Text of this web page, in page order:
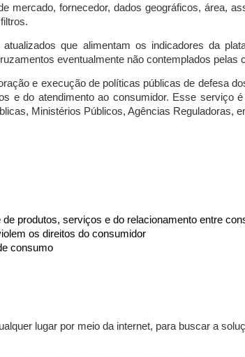
mercado, fornecedor, dados geográficos, área,
que alimentam os indicadores da
eventualmente não contemplados pelas
e execução de políticas públicas de defesa
e do atendimento ao consumidor. Esse serviço
Ministérios Públicos, Agências Reguladoras,
produtos, serviços e do relacionamento entre
os direitos do consumidor
consumo
lugar por meio da internet, para buscar a